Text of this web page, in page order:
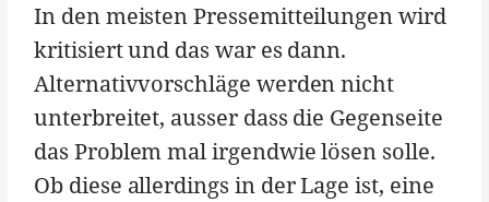
In den meisten Pressemitteilungen wird
kritisiert und das war es dann.
Alternativvorschläge werden nicht
unterbreitet, ausser dass die Gegenseite
das Problem mal irgendwie lösen solle.
Ob diese allerdings in der Lage ist, eine